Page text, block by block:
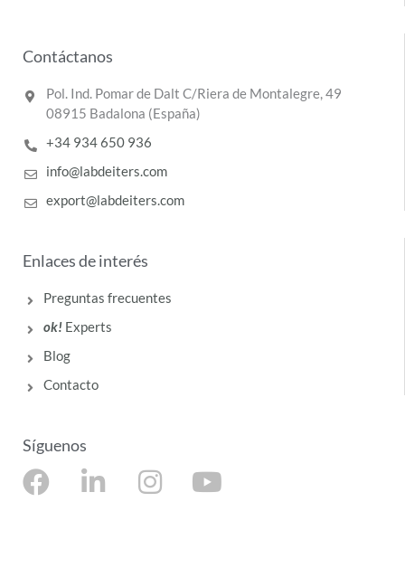
Contáctanos
Pol. Ind. Pomar de Dalt C/Riera de Montalegre, 49
08915 Badalona (España)
+34 934 650 936
info@labdeiters.com
export@labdeiters.com
Enlaces de interés
Preguntas frecuentes
ok!Experts
Blog
Contacto
Síguenos
F
L
I
Y